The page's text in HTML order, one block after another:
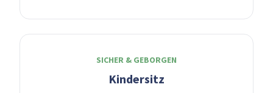
SICHER & GEBORGEN
Kindersitz